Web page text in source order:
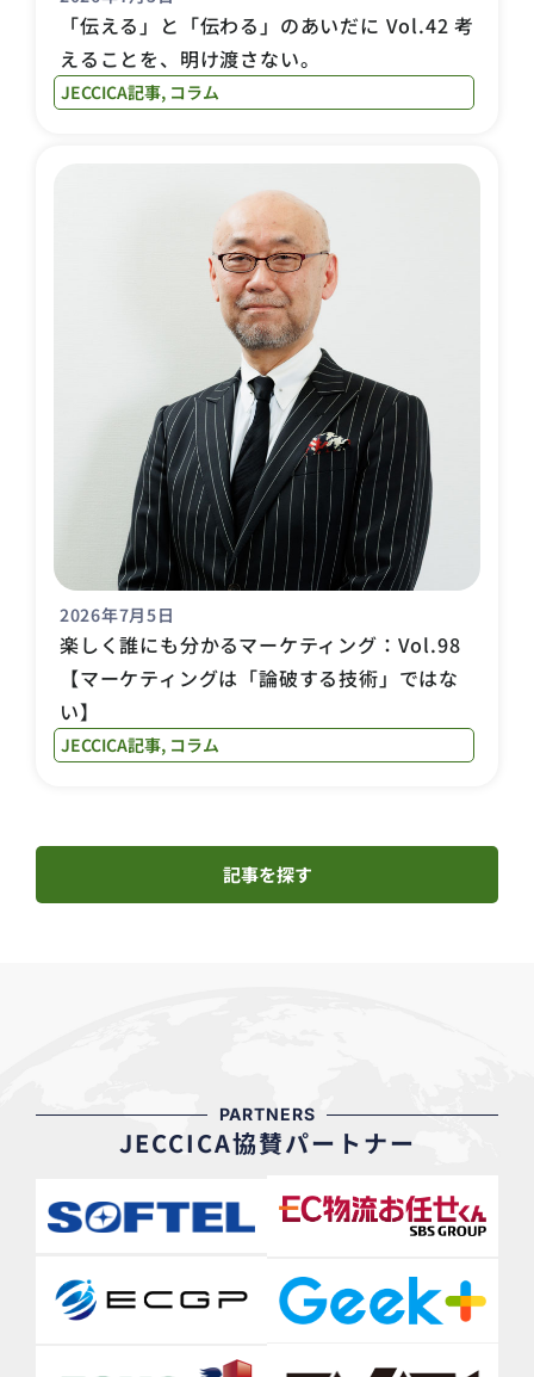
「伝える」と「伝わる」のあいだに Vol.42 考
えることを、明け渡さない。
JECCICA記事, コラム
2026年7月5日
楽しく誰にも分かるマーケティング：Vol.98
【マーケティングは「論破する技術」ではな
い】
JECCICA記事, コラム
記事を探す
PARTNERS
JECCICA協賛パートナー